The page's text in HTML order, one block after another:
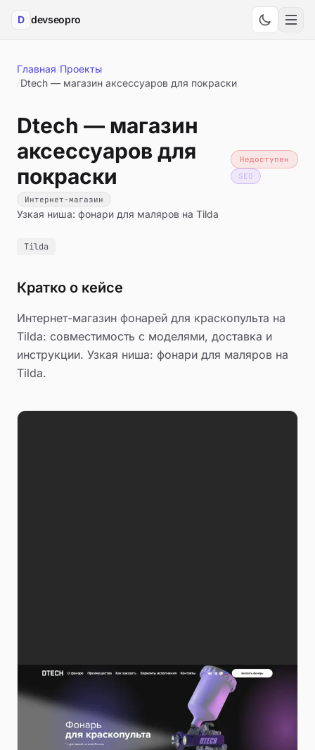
D devseopro
Главная Проекты
Dtech — магазин аксессуаров для покраски
Dtech — магазин
аксессуаров для
покраски
Интернет-магазин
Узкая ниша: фонари для маляров на Tilda
Недоступен
SEO
Tilda
Кратко о кейсе
Интернет-магазин фонарей для краскопульта на
Tilda: совместимость с моделями, доставка и
инструкции. Узкая ниша: фонари для маляров на
Tilda.